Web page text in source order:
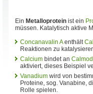
Ein Metalloprotein ist ein
müssen. Katalytisch aktive
Concanavalin Aenthält
Reaktionen zu
Calcium bindet an
aktiviert, dieses Beispiel
Vanadium wird von
Proteine, sog. Vanabine,
Rolle spielen.